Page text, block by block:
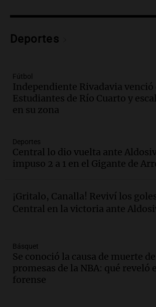
Audio.Nuevo desarrollo
en Villa María
Audio.
la Bulaya abrirá sus puertas
diversas actividades y
Panorama Federal
edificios y proyecta una casa
estudiante con 48
involucrados
Audio.1° gol de Rosario
Aldosivi (Zalazar en contra)
Audio. Recomendaciones
bonarda para disfrutar el fin
en Mendoza
Deportes
Fútbol
Independiente Rivadavia venció
Estudiantes de Río Cuarto y
en su zona
Deportes
Central lo dio vuelta ante
impuso 2 a 1 en el Gigante de
¡Gritalo, Canalla! Reviví los
Central en la victoria ante
Básquet
Se conoció la causa de muerte
promesas de la NBA: qué reveló
forense